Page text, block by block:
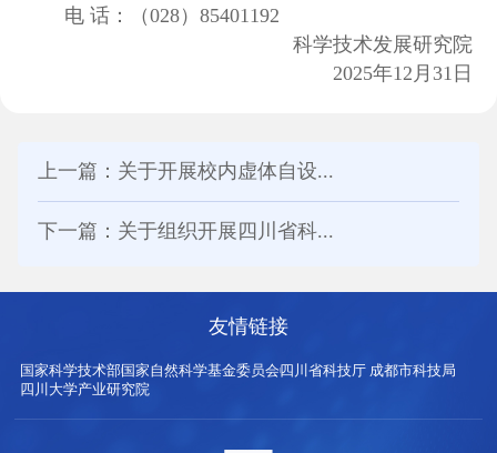
电 话：（028）85401192
科学技术发展研究院
2025年12月31日
上一篇：关于开展校内虚体自设...
下一篇：关于组织开展四川省科...
友情链接
国家科学技术部国家自然科学基金委员会四川省科技厅 成都市科技局
四川大学产业研究院